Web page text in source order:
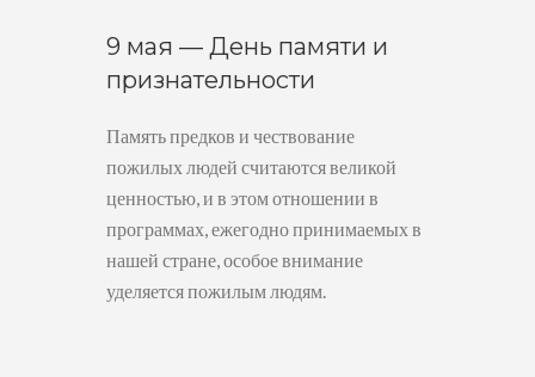
9 мая — День памяти и
признательности
Память предков и чествование
пожилых людей считаются великой
ценностью, и в этом отношении в
программах, ежегодно принимаемых в
нашей стране, особое внимание
уделяется пожилым людям.